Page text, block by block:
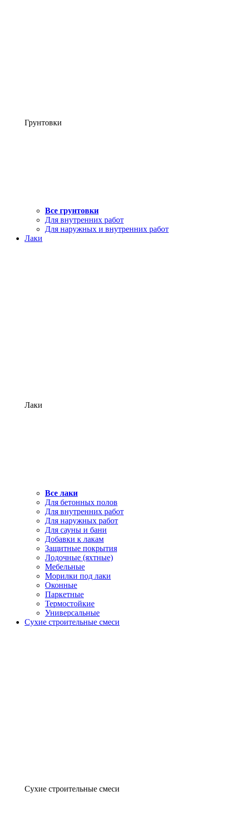
Грунтовки
Все грунтовки
Для внутренних работ
Для наружных и внутренних работ
Лаки
Лаки
Все лаки
Для бетонных полов
Для внутренних работ
Для наружных работ
Для сауны и бани
Добавки к лакам
Защитные покрытия
Лодочные (яхтные)
Мебельные
Морилки под лаки
Оконные
Паркетные
Термостойкие
Универсальные
Сухие строительные смеси
Сухие строительные смеси